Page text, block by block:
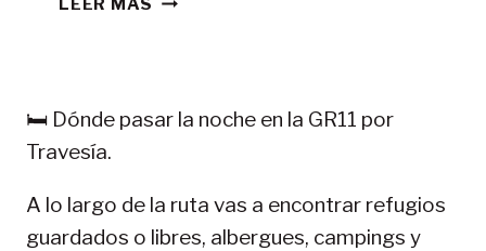
LEER MÁS
11-
🛏️ Dónde pasar la noche en la GR11 por
Travesía.
A lo largo de la ruta vas a encontrar refugios
guardados o libres, albergues, campings y